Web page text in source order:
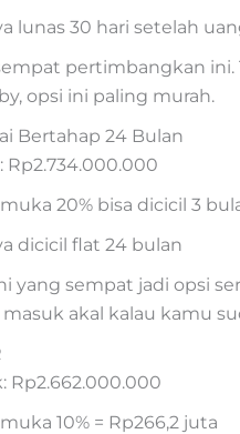
lunas 30 hari setelah
pertimbangkan
opsi ini paling murah.
Bertahap 24 Bulan
Rp2.734.000.000
20% bisa dicicil 3
dicicil flat 24 bulan
yang sempat jadi opsi
masuk akal kalau kamu
Rp2.662.000.000
10% = Rp266,2 juta